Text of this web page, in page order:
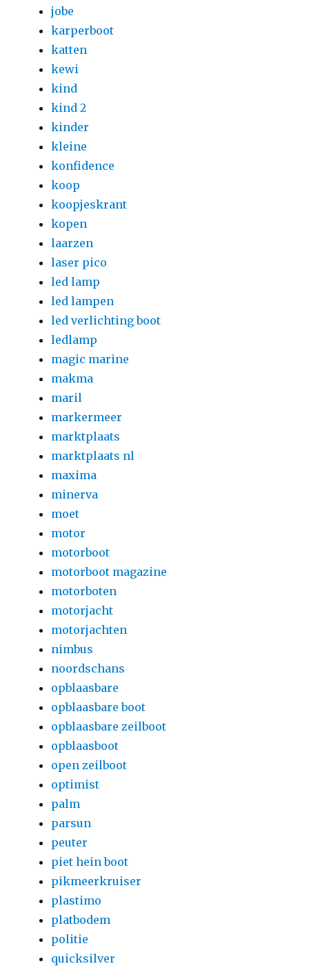
jobe
karperboot
katten
kewi
kind
kind 2
kinder
kleine
konfidence
koop
koopjeskrant
kopen
laarzen
laser pico
led lamp
led lampen
led verlichting boot
ledlamp
magic marine
makma
maril
markermeer
marktplaats
marktplaats nl
maxima
minerva
moet
motor
motorboot
motorboot magazine
motorboten
motorjacht
motorjachten
nimbus
noordschans
opblaasbare
opblaasbare boot
opblaasbare zeilboot
opblaasboot
open zeilboot
optimist
palm
parsun
peuter
piet hein boot
pikmeerkruiser
plastimo
platbodem
politie
quicksilver